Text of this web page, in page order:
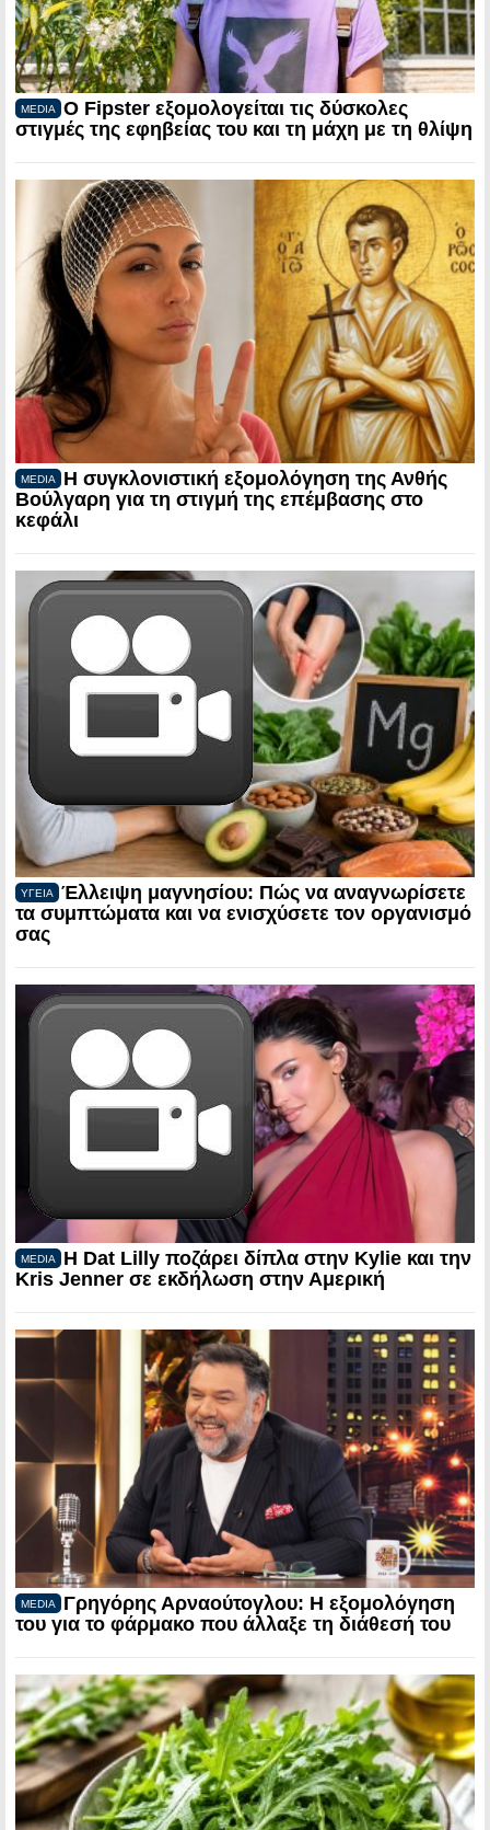
MEDIA
Ο Fipster εξομολογείται τις δύσκολες
στιγμές της εφηβείας του και τη μάχη με τη θλίψη
MEDIA
Η συγκλονιστική εξομολόγηση της Ανθής
Βούλγαρη για τη στιγμή της επέμβασης στο
κεφάλι
ΥΓΕΙΑ
Έλλειψη μαγνησίου: Πώς να αναγνωρίσετε
τα συμπτώματα και να ενισχύσετε τον οργανισμό
σας
MEDIA
Η Dat Lilly ποζάρει δίπλα στην Kylie και την
Kris Jenner σε εκδήλωση στην Αμερική
MEDIA
Γρηγόρης Αρναούτογλου: Η εξομολόγηση
του για το φάρμακο που άλλαξε τη διάθεσή του